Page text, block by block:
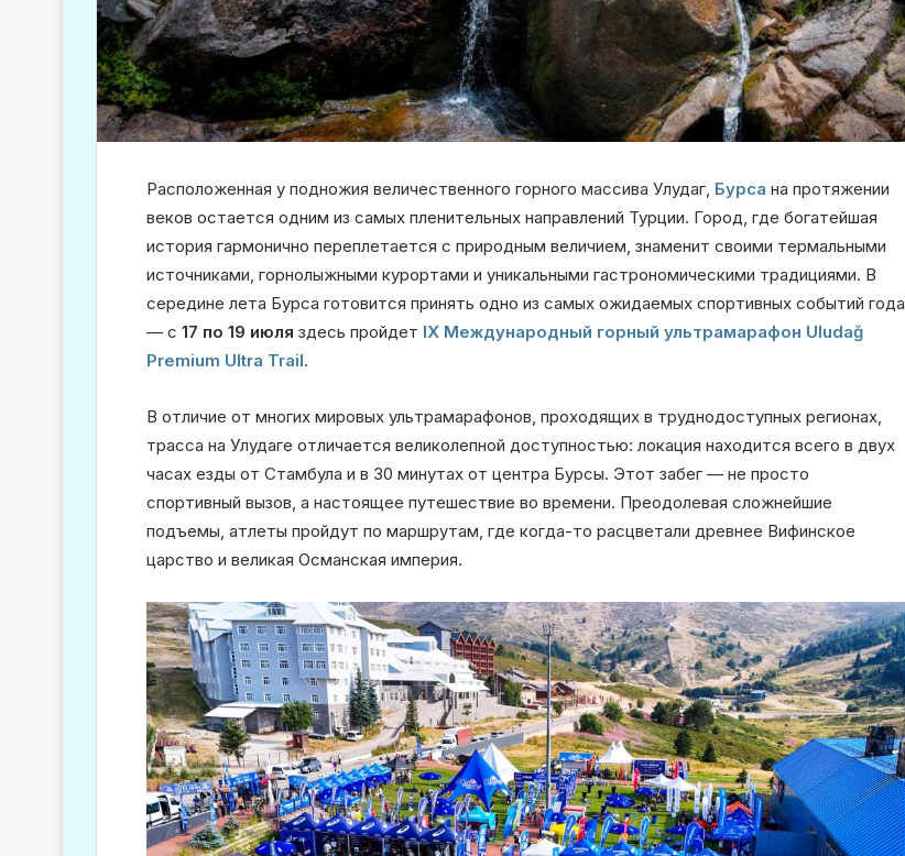
Расположенная у подножия величественного горного массива Улудаг, Бурса на протяжении
веков остается одним из самых пленительных направлений Турции. Город, где богатейшая
история гармонично переплетается с природным величием, знаменит своими термальными
источниками, горнолыжными курортами и уникальными гастрономическими традициями. В
середине лета Бурса готовится принять одно из самых ожидаемых спортивных событий года
— с 17 по 19 июля здесь пройдет ІХ Международный горный ультрамарафон Uludağ
Premium Ultra Trail.
В отличие от многих мировых ультрамарафонов, проходящих в труднодоступных регионах,
трасса на Улудаге отличается великолепной доступностью: локация находится всего в двух
часах езды от Стамбула и в 30 минутах от центра Бурсы. Этот забег — не просто
спортивный вызов, а настоящее путешествие во времени. Преодолевая сложнейшие
подъемы, атлеты пройдут по маршрутам, где когда-то расцветали древнее Вифинское
царство и великая Османская империя.